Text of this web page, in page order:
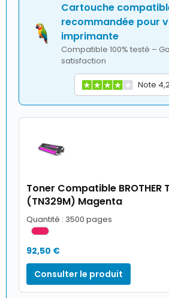
Cartouche
recommandée pour
imprimante
Compatible 100% testé –
satisfaction
Note
Toner Compatible BROTHER
(TN329M) Magenta
Quantité : 3500 pages
92,50 €
Consulter le produit